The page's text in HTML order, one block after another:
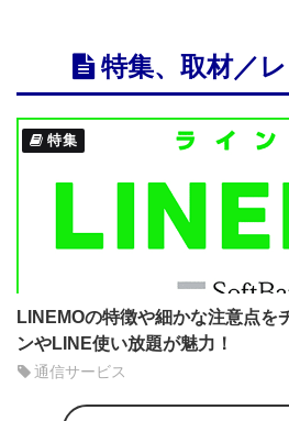
特集、取材／
特集
LINEMOの特徴や細かな注意点を
ンやLINE使い放題が魅力！
通信サービス